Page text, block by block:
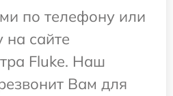
по телефону или
на сайте
Fluke. Наш
Вам для